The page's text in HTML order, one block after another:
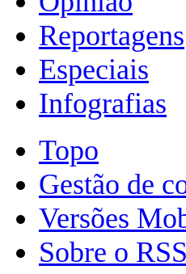
Reportagens
Especiais
Infografias
Topo
Gestão de
Versões
Sobre o RSS